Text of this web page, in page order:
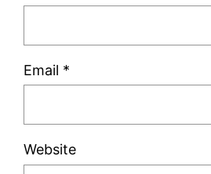
Email *
Website